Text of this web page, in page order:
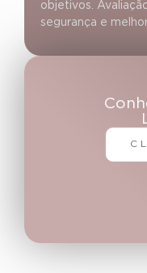
objetivos.
segurança e